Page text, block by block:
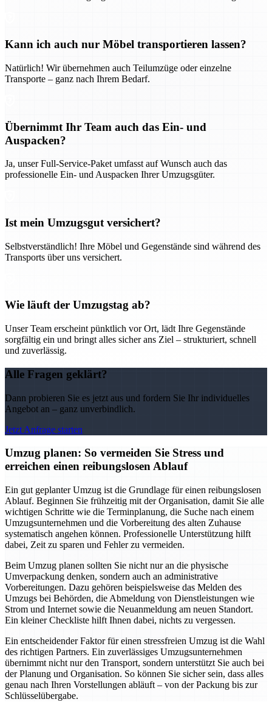
Kann ich auch nur Möbel transportieren lassen?
Natürlich! Wir übernehmen auch Teilumzüge oder einzelne
Transporte – ganz nach Ihrem Bedarf.
Übernimmt Ihr Team auch das Ein- und
Auspacken?
Ja, unser Full-Service-Paket umfasst auf Wunsch auch das
professionelle Ein- und Auspacken Ihrer Umzugsgüter.
Ist mein Umzugsgut versichert?
Selbstverständlich! Ihre Möbel und Gegenstände sind während des
Transports über uns versichert.
Wie läuft der Umzugstag ab?
Unser Team erscheint pünktlich vor Ort, lädt Ihre Gegenstände
sorgfältig ein und bringt alles sicher ans Ziel – strukturiert, schnell
und zuverlässig.
Alle Fragen geklärt?
Dann probieren Sie es jetzt aus und fordern Sie Ihr individuelles
Angebot an – ganz unverbindlich.
Jetzt Anfrage starten
Umzug planen: So vermeiden Sie Stress und
erreichen einen reibungslosen Ablauf
Ein gut geplanter Umzug ist die Grundlage für einen reibungslosen
Ablauf. Beginnen Sie frühzeitig mit der Organisation, damit Sie alle
wichtigen Schritte wie die Terminplanung, die Suche nach einem
Umzugsunternehmen und die Vorbereitung des alten Zuhause
systematisch angehen können. Professionelle Unterstützung hilft
dabei, Zeit zu sparen und Fehler zu vermeiden.
Beim Umzug planen sollten Sie nicht nur an die physische
Umverpackung denken, sondern auch an administrative
Vorbereitungen. Dazu gehören beispielsweise das Melden des
Umzugs bei Behörden, die Abmeldung von Dienstleistungen wie
Strom und Internet sowie die Neuanmeldung am neuen Standort.
Ein kleiner Checkliste hilft Ihnen dabei, nichts zu vergessen.
Ein entscheidender Faktor für einen stressfreien Umzug ist die Wahl
des richtigen Partners. Ein zuverlässiges Umzugsunternehmen
übernimmt nicht nur den Transport, sondern unterstützt Sie auch bei
der Planung und Organisation. So können Sie sicher sein, dass alles
genau nach Ihren Vorstellungen abläuft – von der Packung bis zur
Schlüsselübergabe.